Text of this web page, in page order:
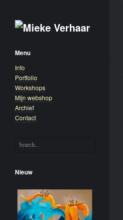
Menu
Info
Portfolio
Workshops
Mijn webshop
Archief
Contact
Nieuw